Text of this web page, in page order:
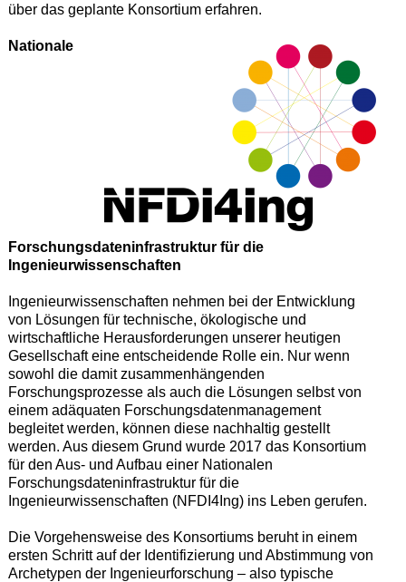
über das geplante Konsortium erfahren.
Nationale
Forschungsdateninfrastruktur für die
Ingenieurwissenschaften
Ingenieurwissenschaften nehmen bei der Entwicklung
von Lösungen für technische, ökologische und
wirtschaftliche Herausforderungen unserer heutigen
Gesellschaft eine entscheidende Rolle ein. Nur wenn
sowohl die damit zusammenhängenden
Forschungsprozesse als auch die Lösungen selbst von
einem adäquaten Forschungsdatenmanagement
begleitet werden, können diese nachhaltig gestellt
werden. Aus diesem Grund wurde 2017 das Konsortium
für den Aus- und Aufbau einer Nationalen
Forschungsdateninfrastruktur für die
Ingenieurwissenschaften (NFDI4Ing) ins Leben gerufen.
Die Vorgehensweise des Konsortiums beruht in einem
ersten Schritt auf der Identifizierung und Abstimmung von
Archetypen der Ingenieurforschung – also typische